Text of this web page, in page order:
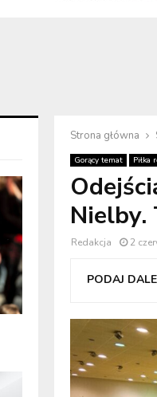
Strona główna
Gorący temat Piłka
Redakcja 2
PODAJ